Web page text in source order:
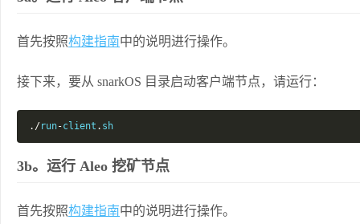
首先按照构建指南中的说明进行操作。
接下来，要从 snarkOS 目录启动客户端节点，请运行：
./run-client . sh
3b。运行 Aleo 挖矿节点
首先按照构建指南中的说明进行操作。